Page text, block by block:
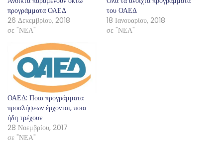
προγράμματα ΟΑΕΔ
26 Δεκεμβρίου, 2018
σε "ΝΕΑ"
του ΟΑΕΔ
18 Ιανουαρίου, 2018
σε "ΝΕΑ"
ΟΑΕΔ: Ποια προγράμματα
προσλήψεων έρχονται, ποια
ήδη τρέχουν
28 Νοεμβρίου, 2017
σε "ΝΕΑ"